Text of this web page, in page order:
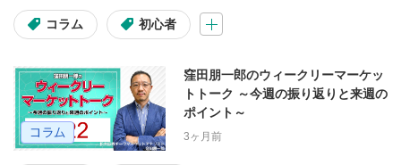
コラム 初心者
窪田朋一郎のウィークリーマーケッ
トトーク ～今週の振り返りと来週の
ポイント～
3ヶ月前